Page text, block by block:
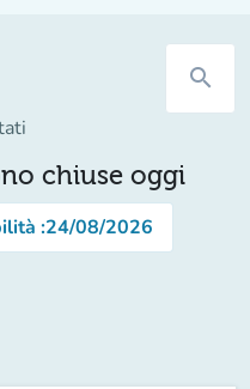
search
chiuse oggi
:24/08/2026